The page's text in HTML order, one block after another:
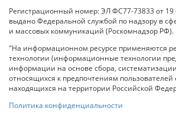
Регистрационный номер: ЭЛ ФС77-73833 от 19
выдано Федеральной службой по надзору в
и массовых коммуникаций (Роскомнадзор РФ).
"На информационном ресурсе применяются
технологии (информационные технологии
информации на основе сбора,
относящихся к предпочтениям пользователей
находящихся на территории Российской
Политика конфиденциальности